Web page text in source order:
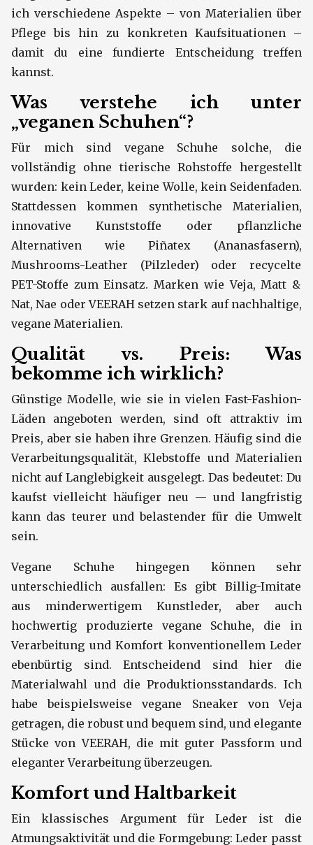
ich verschiedene Aspekte – von Materialien über
Pflege bis hin zu konkreten Kaufsituationen –
damit du eine fundierte Entscheidung treffen
kannst.
Was verstehe ich unter
„veganen Schuhen“?
Für mich sind vegane Schuhe solche, die
vollständig ohne tierische Rohstoffe hergestellt
wurden: kein Leder, keine Wolle, kein Seidenfaden.
Stattdessen kommen synthetische Materialien,
innovative Kunststoffe oder pflanzliche
Alternativen wie Piñatex (Ananasfasern),
Mushrooms-Leather (Pilzleder) oder recycelte
PET-Stoffe zum Einsatz. Marken wie Veja, Matt &
Nat, Nae oder VEERAH setzen stark auf nachhaltige,
vegane Materialien.
Qualität vs. Preis: Was
bekomme ich wirklich?
Günstige Modelle, wie sie in vielen Fast-Fashion-
Läden angeboten werden, sind oft attraktiv im
Preis, aber sie haben ihre Grenzen. Häufig sind die
Verarbeitungsqualität, Klebstoffe und Materialien
nicht auf Langlebigkeit ausgelegt. Das bedeutet: Du
kaufst vielleicht häufiger neu — und langfristig
kann das teurer und belastender für die Umwelt
sein.
Vegane Schuhe hingegen können sehr
unterschiedlich ausfallen: Es gibt Billig-Imitate
aus minderwertigem Kunstleder, aber auch
hochwertig produzierte vegane Schuhe, die in
Verarbeitung und Komfort konventionellem Leder
ebenbürtig sind. Entscheidend sind hier die
Materialwahl und die Produktionsstandards. Ich
habe beispielsweise vegane Sneaker von Veja
getragen, die robust und bequem sind, und elegante
Stücke von VEERAH, die mit guter Passform und
eleganter Verarbeitung überzeugen.
Komfort und Haltbarkeit
Ein klassisches Argument für Leder ist die
Atmungsaktivität und die Formgebung: Leder passt